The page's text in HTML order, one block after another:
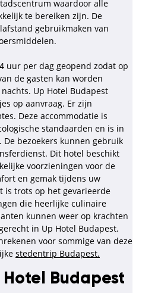
waardoor alle
te bereiken zijn. De
gebruikmaken van
uur per dag geopend zodat op
de gasten kan worden
nachts. Up Hotel Budapest
op aanvraag. Er zijn
Deze accommodatie is
standaarden en is in
bezoekers kunnen gebruik
Dit hotel beschikt
voorzieningen voor de
en gemak tijdens uw
is trots op het gevarieerde
die heerlijke culinaire
kunnen weer op krachten
in Up Hotel Budapest.
voor sommige van deze
stedentrip Budapest.
Budapest